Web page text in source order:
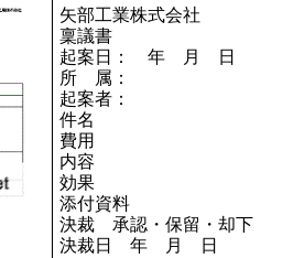
矢部工業株式会社
稟議書
起案日： 年 月 日
所 属：
起案者：
件名
費用
内容
効果
添付資料
決裁 承認・保留・却下
決裁日 年 月 日